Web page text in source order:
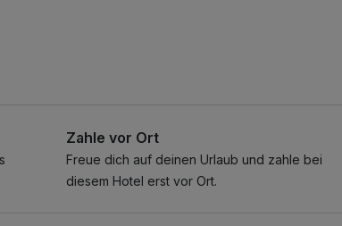
Nutzung des Fitnessbereichs, Nutzung des
Nutzung Öffentliches Internetterminal
Zahle vor Ort
Freue dich auf deinen Urlaub und zahle bei
diesem Hotel erst vor Ort.